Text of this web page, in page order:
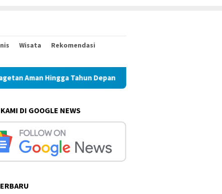
Wisata
Rekomendasi
Tahun Depan ITB Terapkan Nilai Kearifan Lokal
DI GOOGLE NEWS